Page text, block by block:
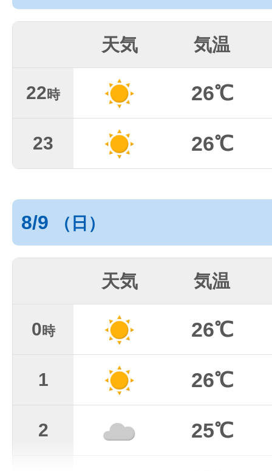
天気 気温
22時 26℃
23 26℃
8/9 （日）
天気 気温
0時 26℃
1 26℃
2 25℃